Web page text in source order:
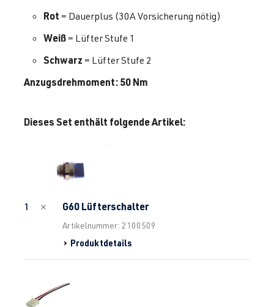
Rot = Dauerplus (30A Vorsicherung nötig)
Weiß= Lüfter Stufe 1
Schwarz = Lüfter Stufe 2
Anzugsdrehmoment: 50 Nm
Dieses Set enthält folgende Artikel:
1 G60 Lüfterschalter
Artikelnummer: 2100509
Produktdetails